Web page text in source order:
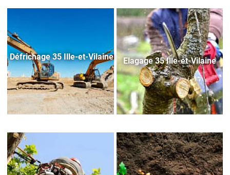
Défrichage 35 Ille-et-Vilaine Elagage 35 Ille-et-Vilaine